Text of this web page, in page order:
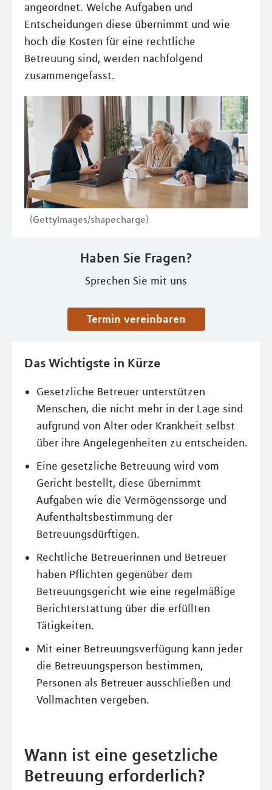
angeordnet. Welche Aufgaben und
Entscheidungen diese übernimmt und wie
hoch die Kosten für eine rechtliche
Betreuung sind, werden nachfolgend
zusammengefasst.
(GettyImages/shapecharge)
Haben Sie Fragen?
Sprechen Sie mit uns
Termin vereinbaren
Das Wichtigste in Kürze
Gesetzliche Betreuer unterstützen
Menschen, die nicht mehr in der Lage sind
aufgrund von Alter oder Krankheit selbst
über ihre Angelegenheiten zu entscheiden.
Eine gesetzliche Betreuung wird vom
Gericht bestellt, diese übernimmt
Aufgaben wie die Vermögenssorge und
Aufenthaltsbestimmung der
Betreuungsdürftigen.
Rechtliche Betreuerinnen und Betreuer
haben Pflichten gegenüber dem
Betreuungsgericht wie eine regelmäßige
Berichterstattung über die erfüllten
Tätigkeiten.
Mit einer Betreuungsverfügung kann jeder
die Betreuungsperson bestimmen,
Personen als Betreuer ausschließen und
Vollmachten vergeben.
Wann ist eine gesetzliche
Betreuung erforderlich?